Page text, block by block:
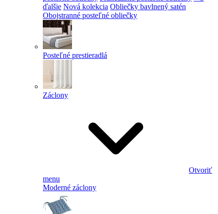
ďalšie Nová kolekcia Obliečky bavlnený satén
Obojstranné posteľné obliečky
Posteľné prestieradlá
Záclony
Otvoriť
menu
Moderné záclony